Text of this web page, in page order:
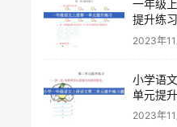
一年级
提升练
2023年
小学语
单元提
下载
2023年11